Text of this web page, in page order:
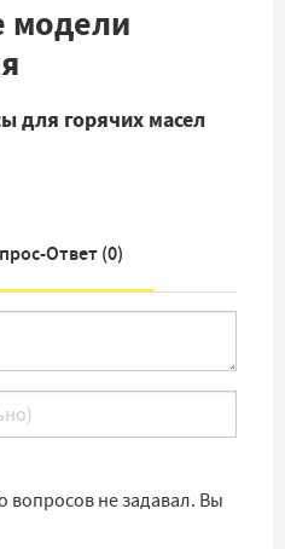
модели
для горячих масел
Ответ (0)
вопросов не задавал. Вы